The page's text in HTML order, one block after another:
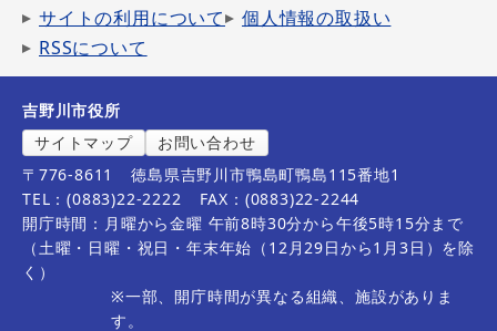
サイトの利用について
個人情報の取扱い
RSSについて
吉野川市役所
サイトマップ
お問い合わせ
〒776-8611
徳島県吉野川市鴨島町鴨島115番地1
TEL：(0883)22-2222
FAX：(0883)22-2244
開庁時間：月曜から金曜 午前8時30分から午後5時15分まで
（土曜・日曜・祝日・年末年始（12月29日から1月3日）を除
く）
※一部、開庁時間が異なる組織、施設がありま
す。